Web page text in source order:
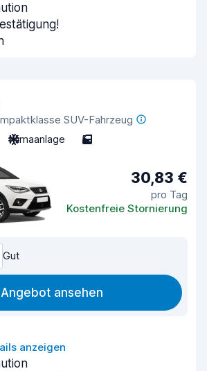
SUV-Fahrzeug
Klimaanlage 5
30,83 €
pro Tag
Kostenfreie Stornierung
Gut
Angebot ansehen
anzeigen